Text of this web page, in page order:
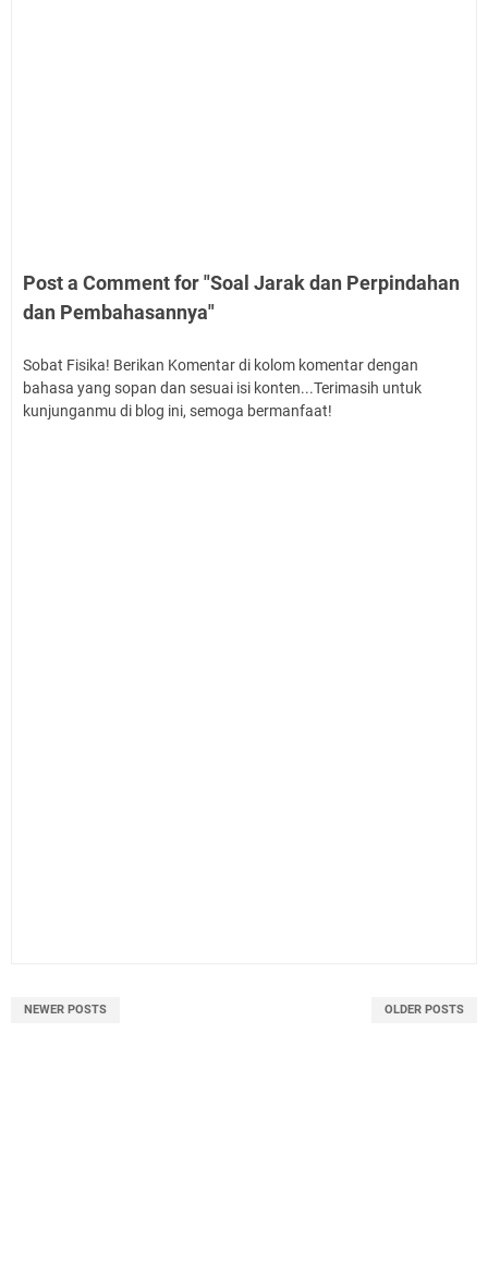
Post a Comment for "Soal Jarak dan Perpindahan
dan Pembahasannya"
Sobat Fisika! Berikan Komentar di kolom komentar dengan
bahasa yang sopan dan sesuai isi konten...Terimasih untuk
kunjunganmu di blog ini, semoga bermanfaat!
NEWER POSTS OLDER POSTS